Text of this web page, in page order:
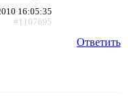
16:05:35
#1107695
Ответить